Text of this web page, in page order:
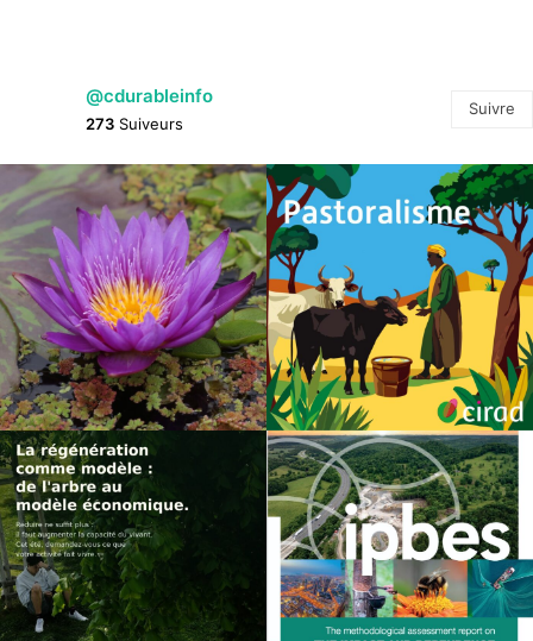
@cdurableinfo
273 Suiveurs
Suivre